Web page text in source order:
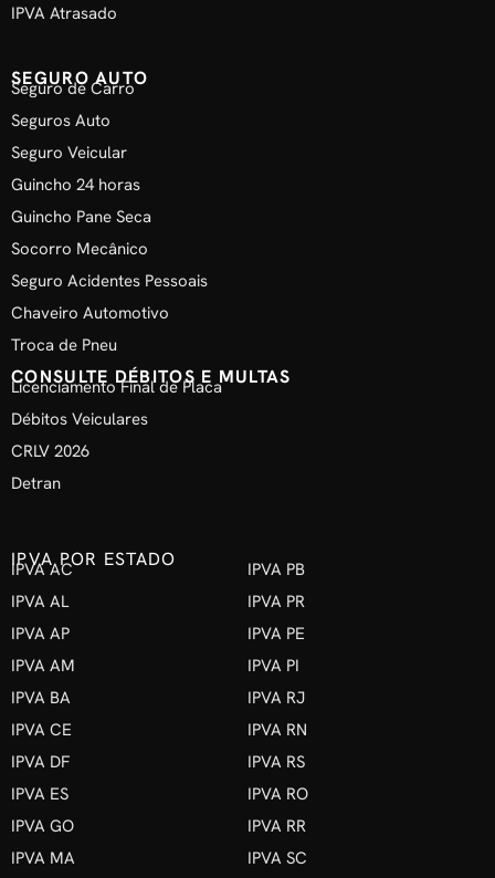
IPVA Atrasado
SEGURO AUTO
Seguro de Carro
Seguros Auto
Seguro Veicular
Guincho 24 horas
Guincho Pane Seca
Socorro Mecânico
Seguro Acidentes Pessoais
Chaveiro Automotivo
Troca de Pneu
CONSULTE DÉBITOS E MULTAS
Licenciamento Final de Placa
Débitos Veiculares
CRLV 2026
Detran
IPVA POR ESTADO
IPVA AC
IPVA AL
IPVA AP
IPVA AM
IPVA BA
IPVA CE
IPVA DF
IPVA ES
IPVA GO
IPVA MA
IPVA PB
IPVA PR
IPVA PE
IPVA PI
IPVA RJ
IPVA RN
IPVA RS
IPVA RO
IPVA RR
IPVA SC